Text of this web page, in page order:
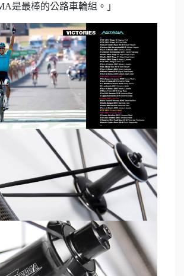
是最棒的公路車輪組。」